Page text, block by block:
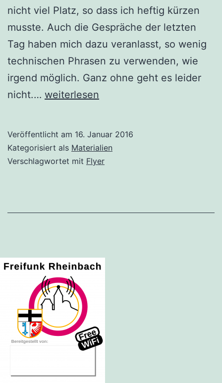
nicht viel Platz, so dass ich heftig kürzen
musste. Auch die Gespräche der letzten
Tag haben mich dazu veranlasst, so wenig
technischen Phrasen zu verwenden, wie
irgend möglich. Ganz ohne geht es leider
nicht.… Flyer
weiterlesen
Veröffentlicht am 16. Januar 2016
Kategorisiert als Materialien
Verschlagwortet mit Flyer